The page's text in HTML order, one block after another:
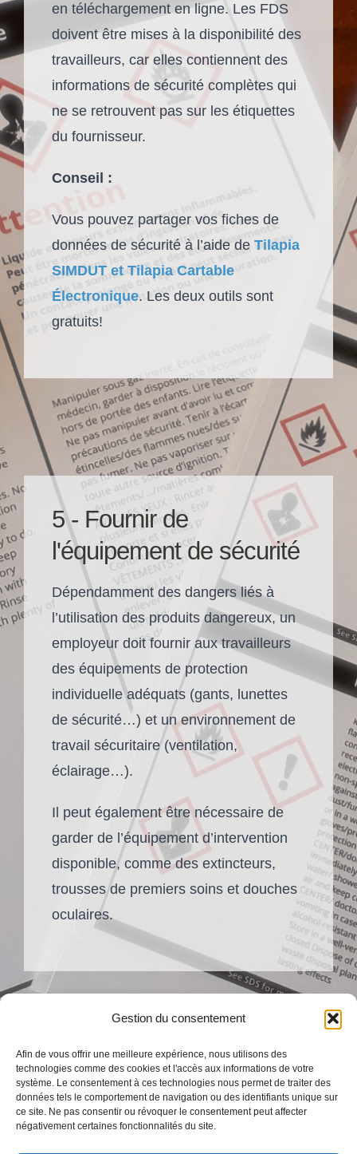
Gestion du consentement
Afin de vous offrir une meilleure expérience, nous utilisons des
technologies comme des cookies et l'accès aux informations de votre
système. Le consentement à ces technologies nous permet de traiter des
données tels le comportement de navigation ou des identifiants unique sur
ce site. Ne pas consentir ou révoquer le consentement peut affecter
négativement certaines fonctionnalités du site.
en téléchargement en ligne. Les FDS
doivent être mises à la disponibilité des
travailleurs, car elles contiennent des
informations de sécurité complètes qui
ne se retrouvent pas sur les étiquettes
du fournisseur.
Conseil :
Vous pouvez partager vos fiches de
données de sécurité à l’aide de Tilapia
SIMDUT et Tilapia Cartable
Électronique. Les deux outils sont
gratuits!
5 - Fournir de
l'équipement de sécurité
Dépendamment des dangers liés à
l’utilisation des produits dangereux, un
employeur doit fournir aux travailleurs
des équipements de protection
individuelle adéquats (gants, lunettes
de sécurité…) et un environnement de
travail sécuritaire (ventilation,
éclairage…).
Il peut également être nécessaire de
garder de l’équipement d’intervention
disponible, comme des extincteurs,
trousses de premiers soins et douches
oculaires.
Vous pouvez obtenir plus de renseignements
sur SIMDUT 2015 sur lesite du centre canadien
d’hygiène et de sécurité au travail.